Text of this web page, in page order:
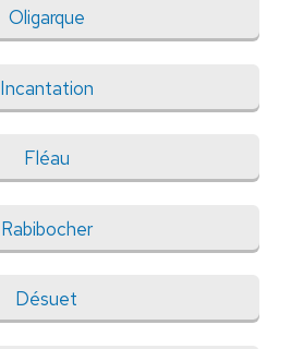
Oligarque
Incantation
Fléau
Rabibocher
Désuet